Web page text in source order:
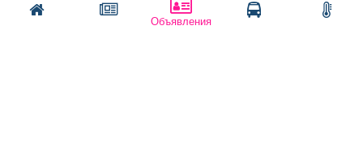
Объявления
+16 © 2006-2026 ООО "Частник-М"